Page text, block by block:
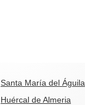
Santa María del Águila
Huércal de Almeria